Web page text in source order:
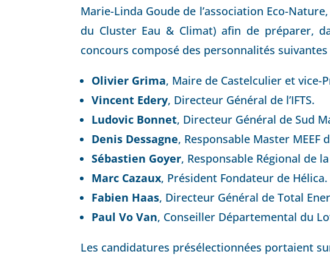
Marie-Linda Goude de l’association Eco-
du Cluster Eau & Climat) afin de préparer,
concours composé des personnalités suivantes
Olivier Grima, Maire de Castelculier et vice-
Vincent Edery, Directeur Général de l’IFTS.
Ludovic Bonnet, Directeur Général de Sud
Denis Dessagne, Responsable Master MEEF
Sébastien Goyer, Responsable Régional de
Marc Cazaux, Président Fondateur de Hélica.
Fabien Haas, Directeur Général de Total
Paul Vo Van, Conseiller Départemental du
Les candidatures présélectionnées portaient